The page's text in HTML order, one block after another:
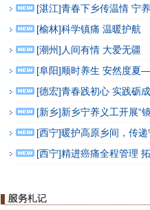
[湛江]青春下乡传温情 宁
[榆林]科学镇痛 温暖护航
[潮州]人间有情 大爱无疆
[阜阳]顺时养生 安然度夏
[德宏]青春践初心 实践砺
[新乡]新乡宁养义工开展“
[西宁]暖护高原乡间，传
[西宁]精进癌痛全程管理